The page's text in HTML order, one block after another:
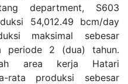
department, S603
54,012.49 bcm/day
maksimal sebesar
periode 2 (dua) tahun.
area kerja Hatari
rata produksi sebesar